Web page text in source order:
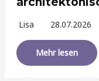
Lisa 28.07.2026
Mehr lesen